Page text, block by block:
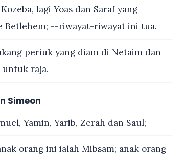
lagi Yoas dan Saraf yang
Betlehem; --riwayat-riwayat ini tua.
periuk yang diam di Netaim dan
untuk raja.
Simeon
Yamin, Yarib, Zerah dan Saul;
orang ini ialah Mibsam; anak orang